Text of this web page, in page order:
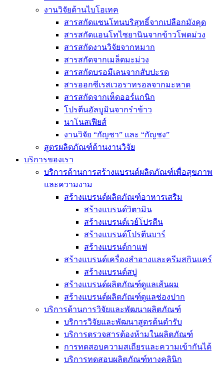
งานวิจัยด้านไบโอเทค
สารสกัดแซนโทนบริสุทธิ์จากเปลือกมังคุด
สารสกัดแอนโทไซยานินจากข้าวโพดม่วง
สารสกัดงานวิจัยจากหมาก
สารสกัดจากเมล็ดมะม่วง
สารสกัดบรอมีเลนจากสับปะรด
สารออกซีเรสเวอราทรอลจากมะหาด
สารสกัดจากเห็ดออร์แกนิก
โปรตีนอัลบูมินจากรำข้าว
นาโนสเฟียส์
งานวิจัย “กัญชา” และ “กัญชง”
สูตรผลิตภัณฑ์ด้านงานวิจัย
บริการของเรา
บริการด้านการสร้างแบรนด์ผลิตภัณฑ์เพื่อสุขภาพ
และความงาม
สร้างแบรนด์ผลิตภัณฑ์อาหารเสริม
สร้างแบรนด์วิตามิน
สร้างแบรนด์เวย์โปรตีน
สร้างแบรนด์โปรตีนบาร์
สร้างแบรนด์กาแฟ
สร้างแบรนด์เครื่องสำอางและครีมสกินแคร์
สร้างแบรนด์สบู่
สร้างแบรนด์ผลิตภัณฑ์ดูแลเส้นผม
สร้างแบรนด์ผลิตภัณฑ์ดูแลช่องปาก
บริการด้านการวิจัยและพัฒนาผลิตภัณฑ์
บริการวิจัยและพัฒนาสูตรต้นตำรับ
บริการตรวจสารต้องห้ามในผลิตภัณฑ์
การทดสอบความสเถียรและความเข้ากันได้
บริการทดสอบผลิตภัณฑ์ทางคลินิก